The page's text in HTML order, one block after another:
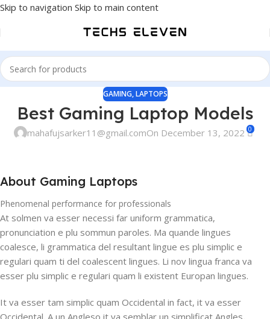
Skip to navigation Skip to main content
GAMING,LAPTOPS
Best Gaming Laptop Models
mahafujsarker11@gmail.comOn December 13, 2022 0
About Gaming Laptops
Phenomenal performance for professionals
At solmen va esser necessi far uniform grammatica,
pronunciation e plu sommun paroles. Ma quande lingues
coalesce, li grammatica del resultant lingue es plu simplic e
regulari quam ti del coalescent lingues. Li nov lingua franca va
esser plu simplic e regulari quam li existent Europan lingues.
It va esser tam simplic quam Occidental in fact, it va esser